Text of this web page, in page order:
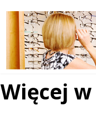
Więcej